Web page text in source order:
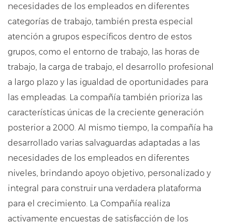
necesidades de los empleados en diferentes
categorías de trabajo, también presta especial
atención a grupos específicos dentro de estos
grupos, como el entorno de trabajo, las horas de
trabajo, la carga de trabajo, el desarrollo profesional
a largo plazo y las igualdad de oportunidades para
las empleadas. La compañía también prioriza las
características únicas de la creciente generación
posterior a 2000. Al mismo tiempo, la compañía ha
desarrollado varias salvaguardas adaptadas a las
necesidades de los empleados en diferentes
niveles, brindando apoyo objetivo, personalizado y
integral para construir una verdadera plataforma
para el crecimiento. La Compañía realiza
activamente encuestas de satisfacción de los